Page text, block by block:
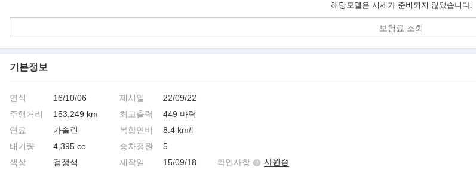
해당모델은 시세가 준비되지 않았습니다.
보험료 조회
기본정보
연식
16/10/06
주행거리
153,249 km
연료
가솔린
배기량
4,395 cc
색상
검정색
제시일
22/09/22
최고출력
449 마력
복합연비
8.4 km/l
승차정원
5
제작일
15/09/18
확인사항
사원증